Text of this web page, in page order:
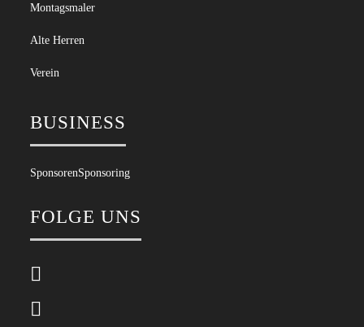
Montagsmaler
Alte Herren
Verein
BUSINESS
SponsorenSponsoring
FOLGE UNS